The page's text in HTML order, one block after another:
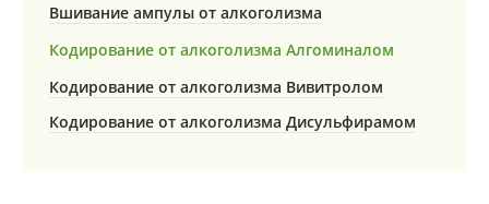
Вшивание ампулы от алкоголизма
Кодирование от алкоголизма Алгоминалом
Кодирование от алкоголизма Вивитролом
Кодирование от алкоголизма Дисульфирамом